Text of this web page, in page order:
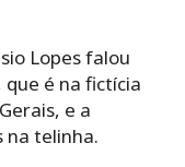
Lopes falou
é na fictícia
e a
na telinha.